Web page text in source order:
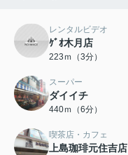
レンタルビデオ
ｹﾞｵ木月店
223ｍ（3分）
スーパー
ダイイチ
440ｍ（6分）
喫茶店・カフェ
上島珈琲元住吉店